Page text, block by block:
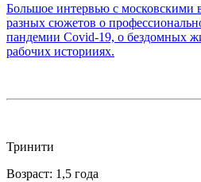
Большое интервью с московскими
разных сюжетов о
пандемии Covid-19, о бездомных
рабочих историиях.
Тринити
Возраст: 1,5 года